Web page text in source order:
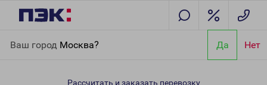
Ваш город Москва? Да Нет
Ковров
Рассчитать и заказать перевозку